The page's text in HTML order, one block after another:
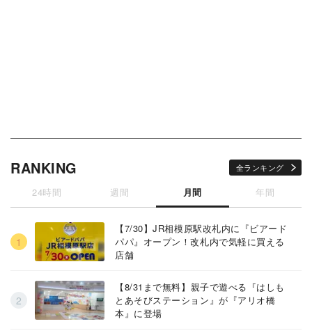
RANKING 全ランキング
24時間 週間 月間 年間
【7/30】JR相模原駅改札内に『ビアード
パパ』オープン！改札内で気軽に買える
店舗
【8/31まで無料】親子で遊べる『はしも
とあそびステーション』が『アリオ橋
本』に登場